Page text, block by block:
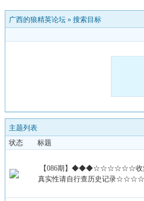
广西的狼精英论坛 » 搜索目标
主题列表
状态
标题
【086期】◆◆◆☆☆☆☆☆☆收
真实性请自行查历史记录